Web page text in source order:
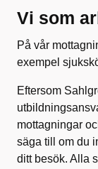
Vi som
På vår
exempel
Eftersom
mottagningar
säga till om du
ditt besök. Alla